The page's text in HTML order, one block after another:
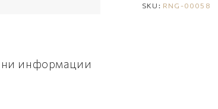
SKU: RNG-00058
информации